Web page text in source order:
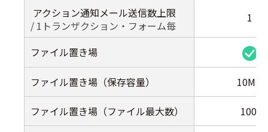
アクション通知メール送信数上限
/ 1トランザクション・フォーム毎
1
ファイル置き場
ファイル置き場（保存容量） 10MB
ファイル置き場（ファイル最大数） 100